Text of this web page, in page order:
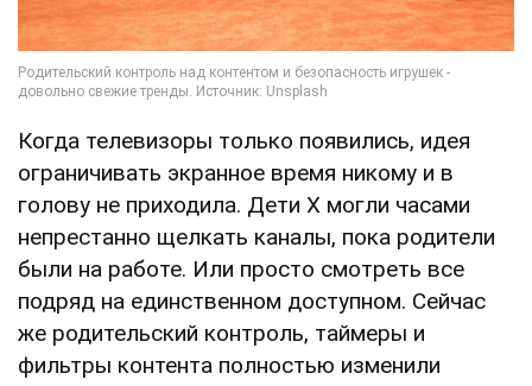
Когда телевизоры только появились, идея
ограничивать экранное время никому и в
голову не приходила. Дети Х могли часами
непрестанно щелкать каналы, пока родители
были на работе. Или просто смотреть все
подряд на единственном доступном. Сейчас
же родительский контроль, таймеры и
фильтры контента полностью изменили